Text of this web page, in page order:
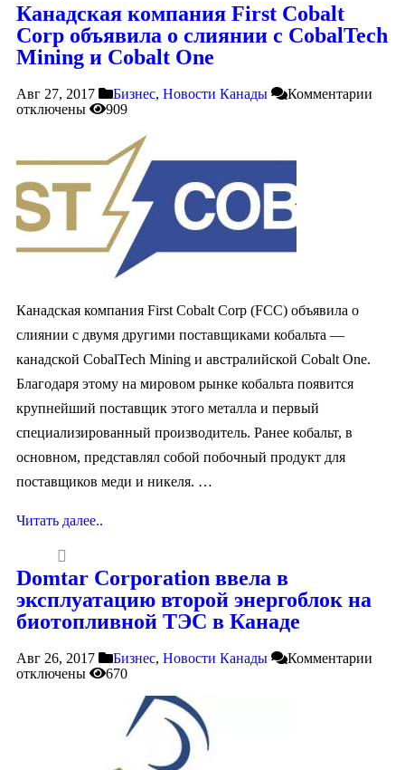
Канадская компания First Cobalt
Corp объявила о слиянии с CobalTech
Mining и Cobalt One
Авг 27, 2017 Бизнес, Новости Канады
Комментарии
отключены
909
Канадская компания First Cobalt Corp (FCC) объявила о
слиянии с двумя другими поставщиками кобальта —
канадской CobalTech Mining и австралийской Cobalt One.
Благодаря этому на мировом рынке кобальта появится
крупнейший поставщик этого металла и первый
специализированный производитель. Ранее кобальт, в
основном, представлял собой побочный продукт для
поставщиков меди и никеля. …
Читать далее..
Domtar Corporation ввела в
эксплуатацию второй энергоблок на
биотопливной ТЭС в Канаде
Авг 26, 2017 Бизнес, Новости Канады
Комментарии
отключены
670